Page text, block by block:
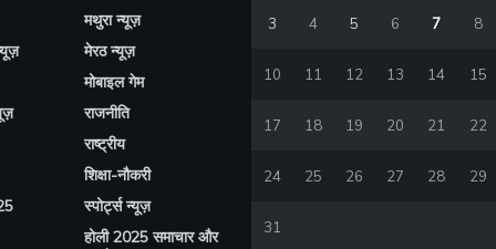
मथुरा न्यूज़
मेरठ न्यूज़
मोबाइल गेम
राजनीति
राष्ट्रीय
शिक्षा-नौकरी
स्पोर्ट्स न्यूज़
होली 2025 समाचार और
3 4 5 6 7 8
10 11 12 13 14 15
17 18 19 20 21 22
24 25 26 27 28 29
31